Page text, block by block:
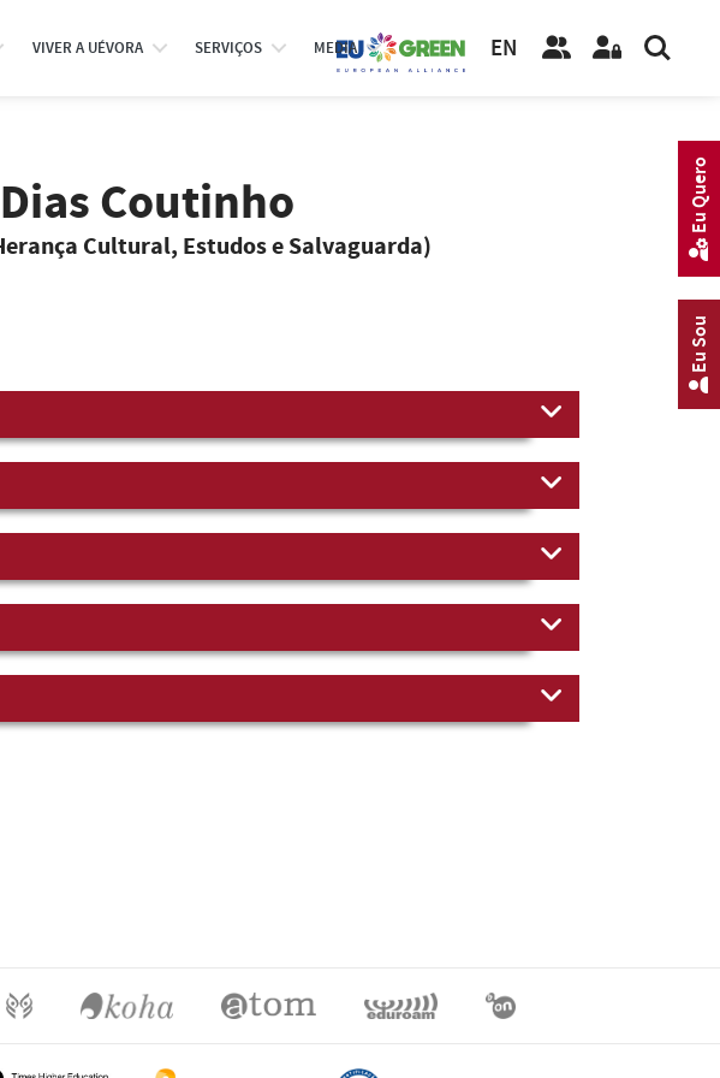
VIVER A UÉVORA SERVIÇOS MEDIA EN
Coutinho
Cultural, Estudos e Salvaguarda)
Eu Sou
Eu Quero